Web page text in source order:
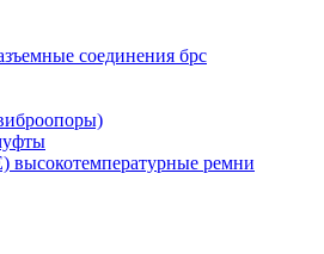
соединения брс
высокотемпературные ремни